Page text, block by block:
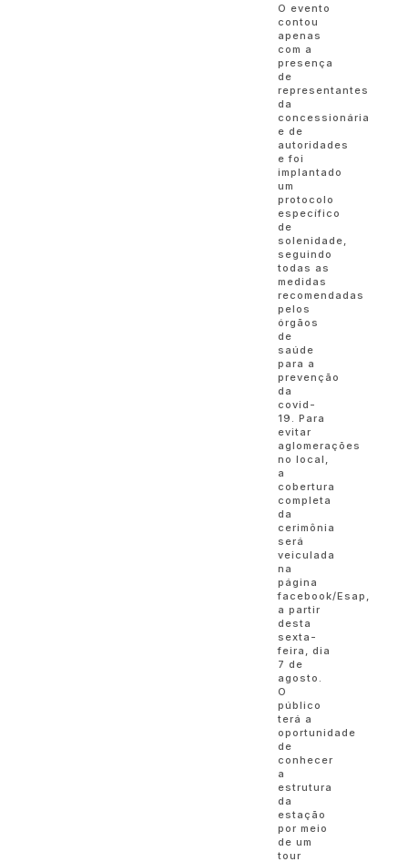
O evento
contou
apenas
com a
presença
de
representantes
da
concessionária
e de
autoridades
e foi
implantado
um
protocolo
específico
de
solenidade,
seguindo
todas as
medidas
recomendadas
pelos
órgãos
de
saúde
para a
prevenção
da
covid-
19. Para
evitar
aglomerações
no local,
a
cobertura
completa
da
cerimônia
será
veiculada
na
página
facebook/Esap,
a partir
desta
sexta-
feira, dia
7 de
agosto.
O
público
terá a
oportunidade
de
conhecer
a
estrutura
da
estação
por meio
de um
tour